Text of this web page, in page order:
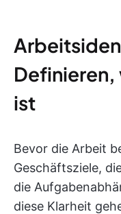
Definieren,
ist
Bevor die Arbeit
Geschäftsziele,
die
diese Klarheit